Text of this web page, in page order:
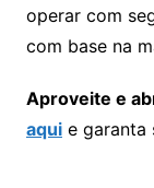
operar com
com base na
Aproveite e
aquie garanta